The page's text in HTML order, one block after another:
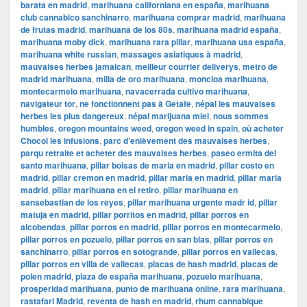
barata en madrid, marihuana californiana en españa, marihuana
club cannabico sanchinarro, marihuana comprar madrid, marihuana
de frutas madrid, marihuana de los 80s, marihuana madrid españa,
marihuana moby dick, marihuana rara pillar, marihuana usa españa,
marihuana white russian, massages asiatiques à madrid,
mauvaises herbes jamaican, meilleur courrier deliverys, metro de
madrid marihuana, milla de oro marihuana, moncloa marihuana,
montecarmelo marihuana, navacerrada cultivo marihuana,
navigateur tor, ne fonctionnent pas à Getafe, népal les mauvaises
herbes les plus dangereux, népal marijuana miel, nous sommes
humbles, oregon mountains weed, oregon weed in spain, où acheter
Chocol les infusions, parc d’enlèvement des mauvaises herbes,
parqu retraite et acheter des mauvaises herbes, paseo ermita del
santo marihuana, pillar bolsas de maria en madrid, pillar costo en
madrid, pillar cremon en madrid, pillar maria en madrid, pillar maria
madrid, pillar marihuana en el retiro, pillar marihuana en
sansebastian de los reyes, pillar marihuana urgente madr id, pillar
matuja en madrid, pillar porritos en madrid, pillar porros en
alcobendas, pillar porros en madrid, pillar porros en montecarmelo,
pillar porros en pozuelo, pillar porros en san blas, pillar porros en
sanchinarro, pillar porros en sotogrande, pillar porros en vallecas,
pillar porros en villa de vallecas, placas de hash madrid, placas de
polen madrid, plaza de españa marihuana, pozuelo marihuana,
prosperidad marihuana, punto de marihuana online, rara marihuana,
rastafari Madrid, reventa de hash en madrid, rhum cannabique